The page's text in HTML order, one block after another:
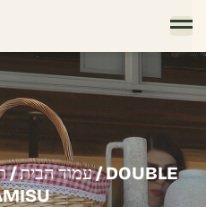
עמוד הבית/
/ DOUBLE